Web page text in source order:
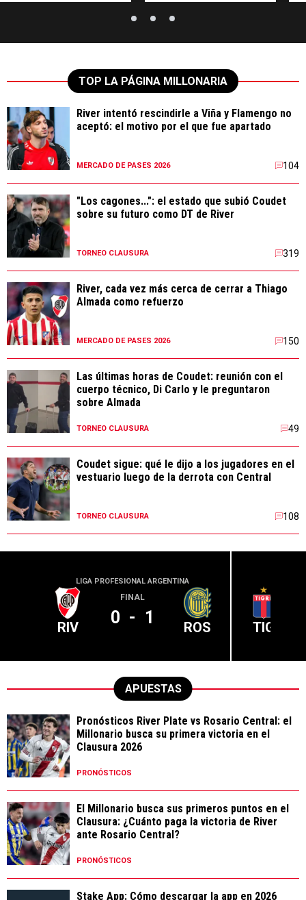
TOP LA PÁGINA MILLONARIA
River intentó rescindirle a Viña y Flamengo no
aceptó: el motivo por el que fue apartado
MERCADO DE PASES 2026 104
"Los cagones...": el estado que subió Coudet
sobre su futuro como DT de River
TORNEO CLAUSURA 319
River, cada vez más cerca de cerrar a Thiago
Almada como refuerzo
MERCADO DE PASES 2026 150
Las últimas horas de Coudet: reunión con el
cuerpo técnico, Di Carlo y le preguntaron
sobre Almada
TORNEO CLAUSURA 49
Coudet sigue: qué le dijo a los jugadores en el
vestuario luego de la derrota con Central
TORNEO CLAUSURA 108
LIGA PROFESIONAL ARGENTINA
RIV
FINAL
0 - 1 ROS TIG
APUESTAS
Pronósticos River Plate vs Rosario Central: el
Millonario busca su primera victoria en el
Clausura 2026
PRONÓSTICOS
El Millonario busca sus primeros puntos en el
Clausura: ¿Cuánto paga la victoria de River
ante Rosario Central?
PRONÓSTICOS
Stake App: Cómo descargar la app en 2026